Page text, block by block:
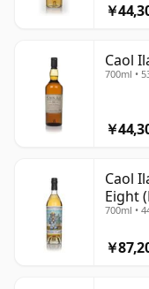
￥
Caol
700ml •
￥
Caol
Eight
700ml •
￥